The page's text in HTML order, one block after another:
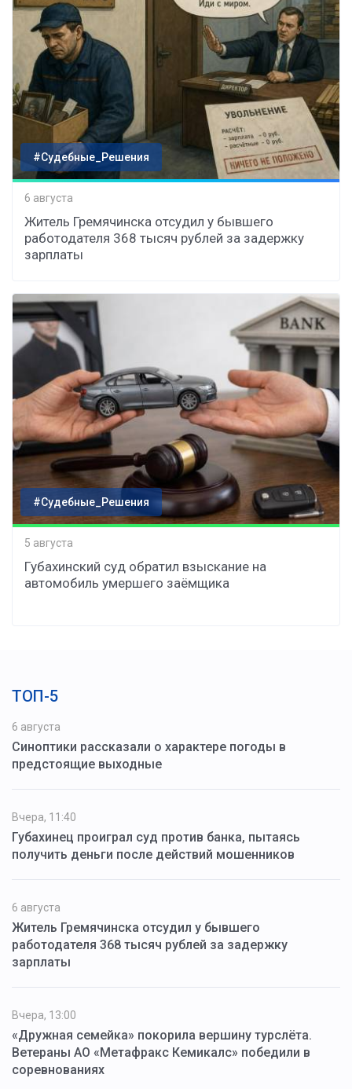
#Судебные_Решения
6 августа
Житель Гремячинска отсудил у бывшего
работодателя 368 тысяч рублей за задержку
зарплаты
#Судебные_Решения
5 августа
Губахинский суд обратил взыскание на
автомобиль умершего заёмщика
ТОП-5
6 августа
Синоптики рассказали о характере погоды в
предстоящие выходные
Вчера, 11:40
Губахинец проиграл суд против банка, пытаясь
получить деньги после действий мошенников
6 августа
Житель Гремячинска отсудил у бывшего
работодателя 368 тысяч рублей за задержку
зарплаты
Вчера, 13:00
«Дружная семейка» покорила вершину турслёта.
Ветераны АО «Метафракс Кемикалс» победили в
соревнованиях